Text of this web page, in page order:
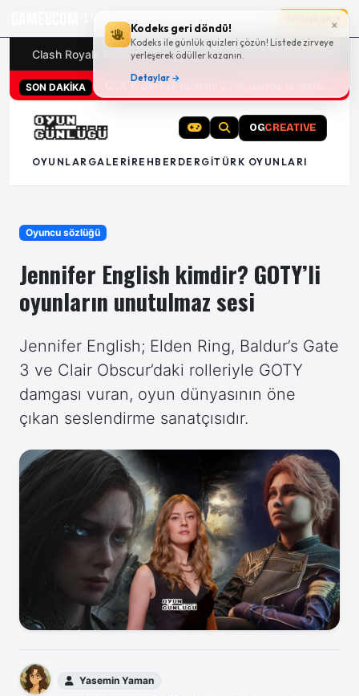
×
Kodeks geri döndü!
Kodeks ile günlük quizleri çözün! Listede zirveye
yerleşerek ödüller kazanın.
Detaylar →
18g 09:13:33
Clash Royale kodları Türk oyunları (PC ve konsollar) -
SON DAKİKA
OGCREATIVE
OYUNLAR GALERI REHBER DERGITÜRK OYUNLARI
Oyuncu sözlüğü
Jennifer English kimdir? GOTY’li
oyunların unutulmaz sesi
Jennifer English; Elden Ring, Baldur’s Gate
3 ve Clair Obscur’daki rolleriyle GOTY
damgası vuran, oyun dünyasının öne
çıkan seslendirme sanatçısıdır.
Yasemin Yaman